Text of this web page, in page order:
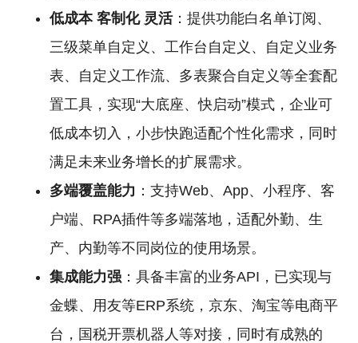
低成本 客制化 灵活：提供功能白名单订阅、
三级菜单自定义、工作台自定义、自定义业务
表、自定义工作流、多表聚合自定义等全套配
置工具，实现“大底座、快启动”模式，企业可
低成本切入，小步快跑适配个性化需求，同时
满足未来业务增长的扩展需求。
多端覆盖能力 ：支持Web、App、小程序、客
户端、RPA插件等多端落地，适配外勤、生
产、内勤等不同岗位的使用场景。
集成能力强 ：具备丰富的业务API，已实现与
金蝶、用友等ERP系统，京东、淘宝等电商平
台，国税开票机器人等对接，同时有成熟的